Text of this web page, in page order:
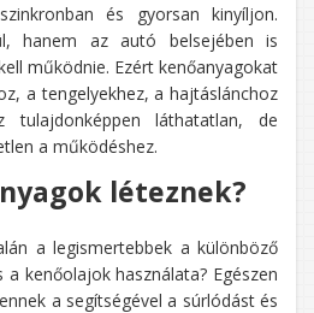
és gyorsan kinyíljon.
hanem az autó belsejében is
működnie. Ezért kenőanyagokat
a tengelyekhez, a hajtáslánchoz
láthatatlan, de
a működéshez.
léteznek?
a legismertebbek a különböző
kenőolajok használata? Egészen
a segítségével a súrlódást és